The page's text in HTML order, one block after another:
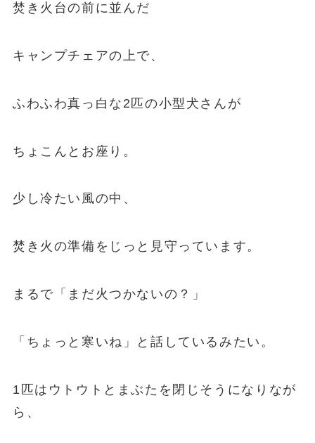
焚き火台の前に並んだ
キャンプチェアの上で、
ふわふわ真っ白な2匹の小型犬さんが
ちょこんとお座り。
少し冷たい風の中、
焚き火の準備をじっと見守っています。
まるで「まだ火つかないの？」
「ちょっと寒いね」と話しているみたい。
1匹はウトウトとまぶたを閉じそうになりなが
ら、